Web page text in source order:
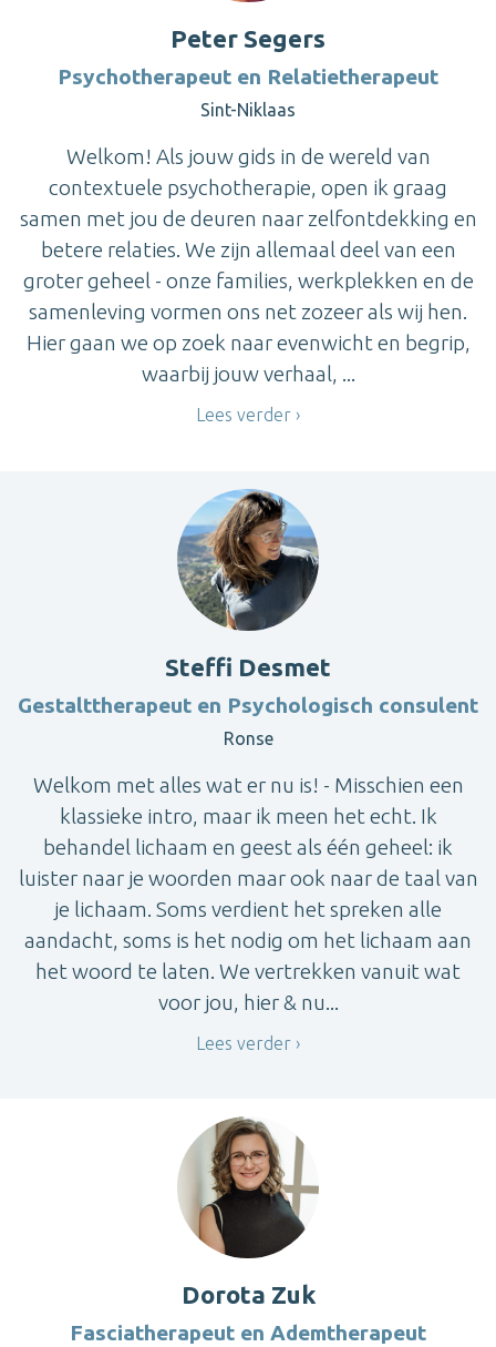
Peter Segers
Psychotherapeut en Relatietherapeut
Sint-Niklaas
Welkom! Als jouw gids in de wereld van
contextuele psychotherapie, open ik graag
samen met jou de deuren naar zelfontdekking en
betere relaties. We zijn allemaal deel van een
groter geheel - onze families, werkplekken en de
samenleving vormen ons net zozeer als wij hen.
Hier gaan we op zoek naar evenwicht en begrip,
waarbij jouw verhaal, ...
Lees verder
Steffi Desmet
Gestalttherapeut en Psychologisch consulent
Ronse
Welkom met alles wat er nu is! - Misschien een
klassieke intro, maar ik meen het echt. Ik
behandel lichaam en geest als één geheel: ik
luister naar je woorden maar ook naar de taal van
je lichaam. Soms verdient het spreken alle
aandacht, soms is het nodig om het lichaam aan
het woord te laten. We vertrekken vanuit wat
voor jou, hier & nu...
Lees verder
Dorota Zuk
Fasciatherapeut en Ademtherapeut